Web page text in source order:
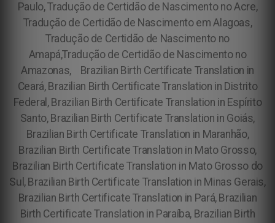
Paulo, Tradução de Certidão de Nascimento no Acre,
Tradução de Certidão de Nascimento em Alagoas,
Tradução de Certidão de Nascimento no
Amapá,Tradução de Certidão de Nascimento no
Amazonas,
Brazilian Birth Certificate Translation in
Ceará, Brazilian Birth Certificate Translation in Distrito
Federal, Brazilian Birth Certificate Translation in Espírito
Santo, Brazilian Birth Certificate Translation in Goiás,
Brazilian Birth Certificate Translation in Maranhão,
Brazilian Birth Certificate Translation in Mato Grosso,
Brazilian Birth Certificate Translation in Mato Grosso do
Sul, Brazilian Birth Certificate Translation in Minas Gerais,
Brazilian Birth Certificate Translation in Pará, Brazilian
Birth Certificate Translation in Paraíba, Brazilian Birth